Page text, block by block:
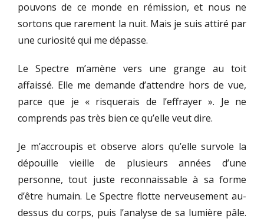
pouvons de ce monde en rémission, et nous ne
sortons que rarement la nuit. Mais je suis attiré par
une curiosité qui me dépasse.
Le Spectre m’amène vers une grange au toit
affaissé. Elle me demande d’attendre hors de vue,
parce que je « risquerais de l’effrayer ». Je ne
comprends pas très bien ce qu’elle veut dire.
Je m’accroupis et observe alors qu’elle survole la
dépouille vieille de plusieurs années d’une
personne, tout juste reconnaissable à sa forme
d’être humain. Le Spectre flotte nerveusement au-
dessus du corps, puis l’analyse de sa lumière pâle.